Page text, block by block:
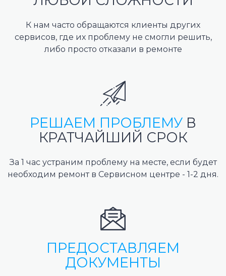
К нам часто обращаются клиенты других
сервисов, где их проблему не смогли решить,
либо просто отказали в ремонте
РЕШАЕМ ПРОБЛЕМУ В
КРАТЧАЙШИЙ СРОК
За 1 час устраним проблему на месте, если будет
необходим ремонт в Сервисном центре - 1-2 дня.
ПРЕДОСТАВЛЯЕМ
ДОКУМЕНТЫ